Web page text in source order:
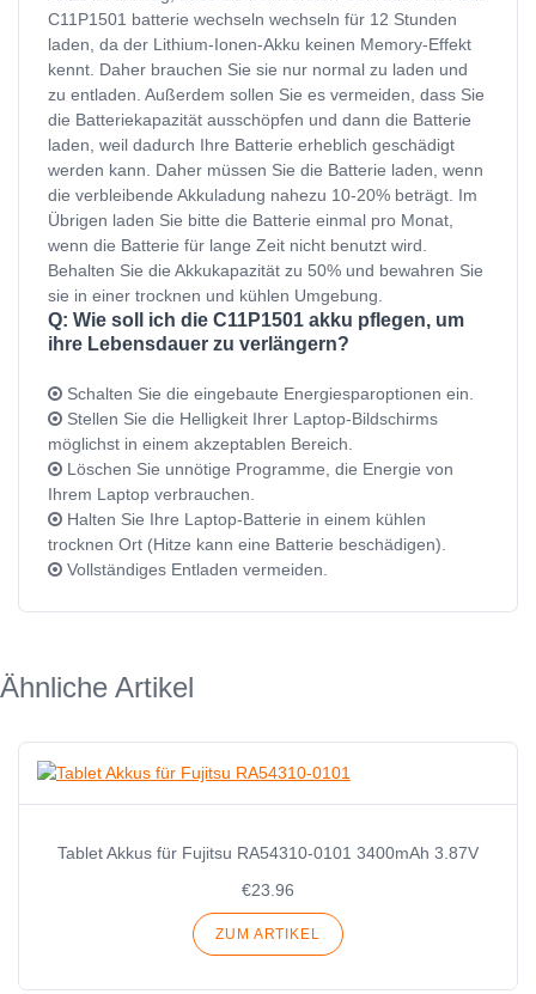
C11P1501 batterie wechseln wechseln für 12 Stunden
laden, da der Lithium-Ionen-Akku keinen Memory-Effekt
kennt. Daher brauchen Sie sie nur normal zu laden und
zu entladen. Außerdem sollen Sie es vermeiden, dass Sie
die Batteriekapazität ausschöpfen und dann die Batterie
laden, weil dadurch Ihre Batterie erheblich geschädigt
werden kann. Daher müssen Sie die Batterie laden, wenn
die verbleibende Akkuladung nahezu 10-20% beträgt. Im
Übrigen laden Sie bitte die Batterie einmal pro Monat,
wenn die Batterie für lange Zeit nicht benutzt wird.
Behalten Sie die Akkukapazität zu 50% und bewahren Sie
sie in einer trocknen und kühlen Umgebung.
Q: Wie soll ich die C11P1501 akku pflegen, um
ihre Lebensdauer zu verlängern?
Schalten Sie die eingebaute Energiesparoptionen ein.
Stellen Sie die Helligkeit Ihrer Laptop-Bildschirms
möglichst in einem akzeptablen Bereich.
Löschen Sie unnötige Programme, die Energie von
Ihrem Laptop verbrauchen.
Halten Sie Ihre Laptop-Batterie in einem kühlen
trocknen Ort (Hitze kann eine Batterie beschädigen).
Vollständiges Entladen vermeiden.
Ähnliche Artikel
Tablet Akkus für Fujitsu RA54310-0101 3400mAh 3.87V
€23.96
ZUM ARTIKEL